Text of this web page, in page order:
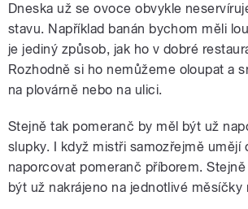
Dneska už se ovoce obvykle
stavu. Například banán bychom měli
je jediný způsob, jak ho v dobré
Rozhodně si ho nemůžeme oloupat a
na plovárně nebo na ulici.
Stejně tak pomeranč by měl být už
slupky. I když mistři samozřejmě umějí
naporcovat pomeranč příborem.
být už nakrájeno na jednotlivé měsíčky